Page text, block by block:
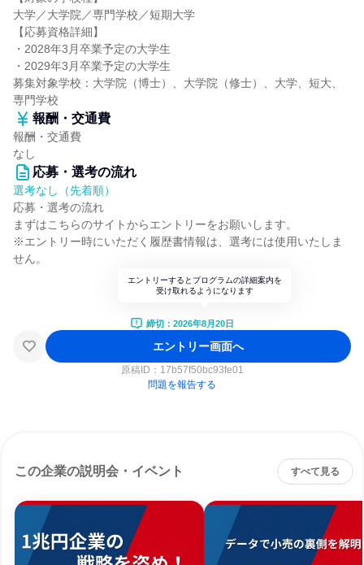
大学／大学院／専門学校／短期大学
【応募資格詳細】
・2028年3月卒業予定の大学生
・2029年3月卒業予定の大学生
募集対象学校：大学院（博士）、大学院（修士）、大学、短大、
専門学校
報酬・交通費
報酬・交通費
なし
応募・選考の流れ
選考なし（先着順）
応募・選考の流れ
まずはこちらのサイトからエントリーをお願いします。
※エントリー時にいただく履歴書情報は、選考には使用いたしま
せん。
エントリーするとプログラムの詳細案内を
受け取れるようになります
締切：2026年8月20日
エントリー画面へ
原稿ID： 17b57f50bc93fe01
問題を報告する
この企業の説明会・イベント すべて見る